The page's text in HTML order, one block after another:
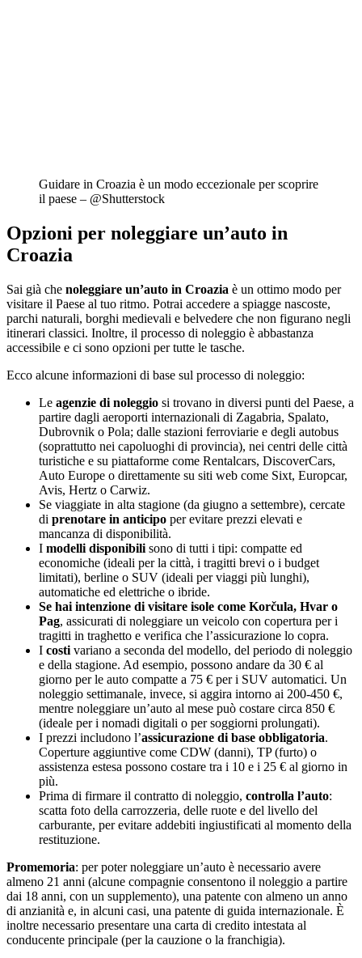
Guidare in Croazia è un modo eccezionale per scoprire
il paese – @Shutterstock
Opzioni per noleggiare un’auto in
Croazia
Sai già che noleggiare un’auto in Croazia è un ottimo modo per
visitare il Paese al tuo ritmo. Potrai accedere a spiagge nascoste,
parchi naturali, borghi medievali e belvedere che non figurano negli
itinerari classici. Inoltre, il processo di noleggio è abbastanza
accessibile e ci sono opzioni per tutte le tasche.
Ecco alcune informazioni di base sul processo di noleggio:
Le agenzie di noleggio si trovano in diversi punti del Paese, a
partire dagli aeroporti internazionali di Zagabria, Spalato,
Dubrovnik o Pola; dalle stazioni ferroviarie e degli autobus
(soprattutto nei capoluoghi di provincia), nei centri delle città
turistiche e su piattaforme come Rentalcars, DiscoverCars,
Auto Europe o direttamente su siti web come Sixt, Europcar,
Avis, Hertz o Carwiz.
Se viaggiate in alta stagione (da giugno a settembre), cercate
di prenotare in anticipo per evitare prezzi elevati e
mancanza di disponibilità.
I modelli disponibili sono di tutti i tipi: compatte ed
economiche (ideali per la città, i tragitti brevi o i budget
limitati), berline o SUV (ideali per viaggi più lunghi),
automatiche ed elettriche o ibride.
Se hai intenzione di visitare isole come Korčula, Hvar o
Pag, assicurati di noleggiare un veicolo con copertura per i
tragitti in traghetto e verifica che l’assicurazione lo copra.
I costi variano a seconda del modello, del periodo di noleggio
e della stagione. Ad esempio, possono andare da 30 € al
giorno per le auto compatte a 75 € per i SUV automatici. Un
noleggio settimanale, invece, si aggira intorno ai 200-450 €,
mentre noleggiare un’auto al mese può costare circa 850 €
(ideale per i nomadi digitali o per soggiorni prolungati).
I prezzi includono l’assicurazione di base obbligatoria.
Coperture aggiuntive come CDW (danni), TP (furto) o
assistenza estesa possono costare tra i 10 e i 25 € al giorno in
più.
Prima di firmare il contratto di noleggio, controlla l’auto:
scatta foto della carrozzeria, delle ruote e del livello del
carburante, per evitare addebiti ingiustificati al momento della
restituzione.
Promemoria: per poter noleggiare un’auto è necessario avere
almeno 21 anni (alcune compagnie consentono il noleggio a partire
dai 18 anni, con un supplemento), una patente con almeno un anno
di anzianità e, in alcuni casi, una patente di guida internazionale. È
inoltre necessario presentare una carta di credito intestata al
conducente principale (per la cauzione o la franchigia).